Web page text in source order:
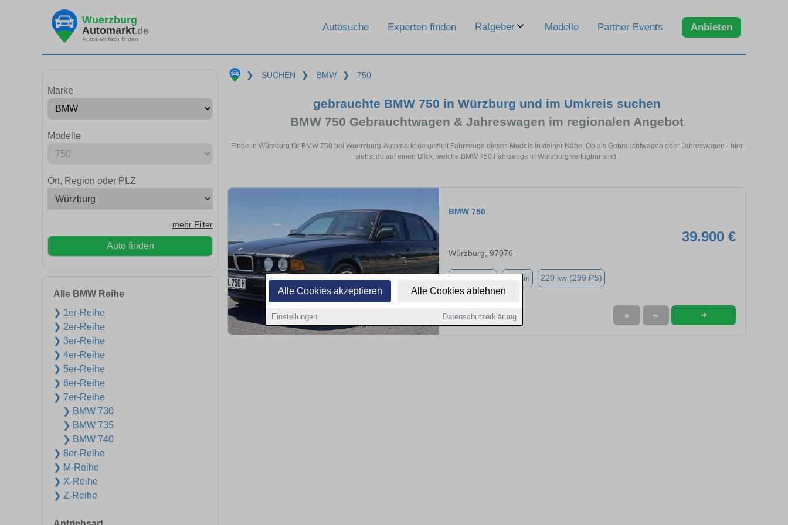
Alle Cookies akzeptieren Alle Cookies ablehnen
Einstellungen Datenschutzerklärung
Wuerzburg
Automarkt.de
Autos einfach finden
Autosuche Experten finden Ratgeber Modelle Partner Events Anbieten
Marke
Modelle
Ort, Region oder PLZ
mehr Filter
Auto finden
Alle BMW Reihe
❯ 1er-Reihe
❯ 2er-Reihe
❯ 3er-Reihe
❯ 4er-Reihe
❯ 5er-Reihe
❯ 6er-Reihe
❯ 7er-Reihe
❯ BMW 730
❯ BMW 735
❯ BMW 740
❯ 8er-Reihe
❯ M-Reihe
❯ X-Reihe
❯ Z-Reihe
❯ SUCHEN ❯ BMW ❯ 750
gebrauchte BMW 750 in Würzburg und im Umkreis suchen
BMW 750 Gebrauchtwagen & Jahreswagen im regionalen Angebot
Finde in Würzburg für BMW 750 bei Wuerzburg-Automarkt.de gezielt Fahrzeuge dieses Models in deiner Nähe. Ob als Gebrauchtwagen oder Jahreswagen - hier
siehst du auf einen Blick, welche BMW 750 Fahrzeuge in Würzburg verfügbar sind.
BMW 750
39.900 €
Würzburg, 97076
Benzin 220 kw (299 PS)
★ ➦ ➜